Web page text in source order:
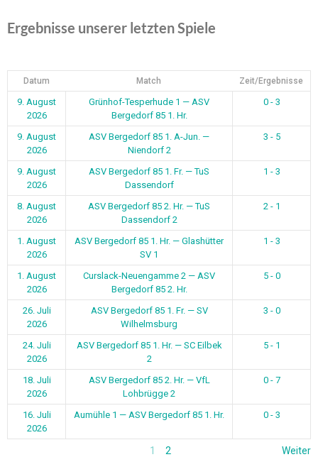
Ergebnisse unserer letzten Spiele
Datum Match Zeit/Ergebnisse
9. August
2026
Grünhof-Tesperhude 1 — ASV
Bergedorf 85 1. Hr.
0 - 3
9. August
2026
ASV Bergedorf 85 1. A-Jun. —
Niendorf 2
3 - 5
9. August
2026
ASV Bergedorf 85 1. Fr. — TuS
Dassendorf
1 - 3
8. August
2026
ASV Bergedorf 85 2. Hr. — TuS
Dassendorf 2
2 - 1
1. August
2026
ASV Bergedorf 85 1. Hr. — Glashütter
SV 1
1 - 3
1. August
2026
Curslack-Neuengamme 2 — ASV
Bergedorf 85 2. Hr.
5 - 0
26. Juli
2026
ASV Bergedorf 85 1. Fr. — SV
Wilhelmsburg
3 - 0
24. Juli
2026
ASV Bergedorf 85 1. Hr. — SC Eilbek
2
5 - 1
18. Juli
2026
ASV Bergedorf 85 2. Hr. — VfL
Lohbrügge 2
0 - 7
16. Juli
2026
Aumühle 1 — ASV Bergedorf 85 1. Hr. 0 - 3
1 2 Weiter